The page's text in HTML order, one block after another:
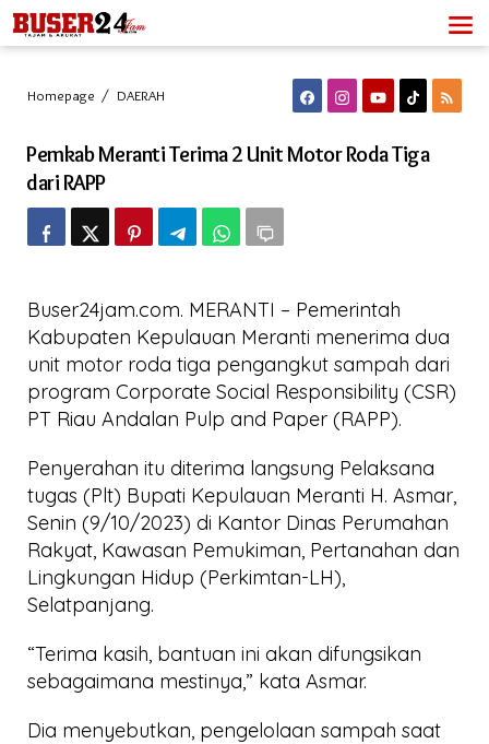
Lewati
ke
konten
Homepage / DAERAH
2
Roda
Tiga
dari
Pemkab Meranti Terima 2 Unit Motor Roda Tiga
dari RAPP
Buser24jam.com. MERANTI – Pemerintah
Kabupaten Kepulauan Meranti menerima dua
unit motor roda tiga pengangkut sampah dari
program Corporate Social Responsibility (CSR)
PT Riau Andalan Pulp and Paper (RAPP).
Penyerahan itu diterima langsung Pelaksana
tugas (Plt) Bupati Kepulauan Meranti H. Asmar,
Senin (9/10/2023) di Kantor Dinas Perumahan
Rakyat, Kawasan Pemukiman, Pertanahan dan
Lingkungan Hidup (Perkimtan-LH),
Selatpanjang.
“Terima kasih, bantuan ini akan difungsikan
sebagaimana mestinya,” kata Asmar.
Dia menyebutkan, pengelolaan sampah saat